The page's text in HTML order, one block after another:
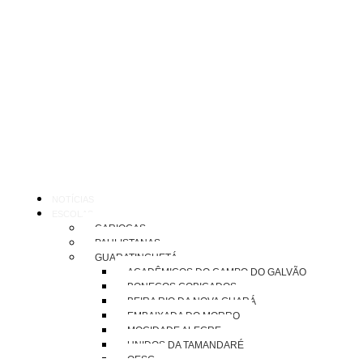
CARIOCAS
PAULISTANAS
GUARATINGUETÁ
ACADÊMICOS DO CAMPO DO GALVÃO
BONECOS COBIÇADOS
BEIRA RIO DA NOVA GUARÁ
EMBAIXADA DO MORRO
MOCIDADE ALEGRE
UNIDOS DA TAMANDARÉ
OESG